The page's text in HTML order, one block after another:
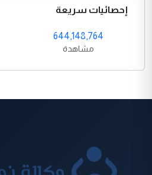
إحصائيات سريعة
644,148,764
مشاهدة